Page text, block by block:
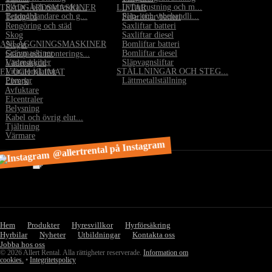
•Skruv- och mutterdra...
Betongblandare och g...
•Lyftutrustning och m...
Slip- och ytbehandli...
TRÄDGÅRDSMASKINER
Trädgård
Rengöring och städ
Skog
ANLÄGGNINGSMASKINER
Grävmaskiner
Lastmaskiner
•Vibratorplattor
Pumpar
LIFTAR
Pelarliftar batteri
Saxliftar batteri
Saxliftar diesel
Bomliftar batteri
Bomliftar diesel
Släpvagnsliftar
STÄLLNINGAR OCH STEG...
Lättmetallställning
•Stegar
Stämp och monterings...
Väderskydd
EL OCH KLIMAT
Elverk
Avfuktare
Elcentraler
Belysning
Kabel och övrig elut...
Tjältining
Värmare
@allertrental på Instagram
Hem Produkter Hyresvillkor
Hyrförsäkring
Hyrbilar
Nyheter Utbildningar
Kontakta oss
Jobba hos oss
© 2026 Allert Rental. Alla rättigheter reserverade. Information om
cookies. • Integritetspolicy